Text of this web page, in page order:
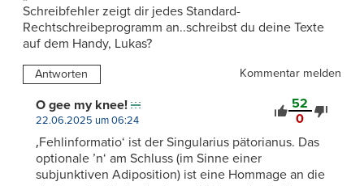
Schreibfehler zeigt dir jedes Standard-
Rechtschreibeprogramm an..schreibst du deine Texte
auf dem Handy, Lukas?
Antworten Kommentar melden
52
0
O gee my knee!
22.06.2025 um 06:24
‚Fehlinformatio‘ ist der Singularius pätorianus. Das
optionale ’n‘ am Schluss (im Sinne einer
subjunktiven Adiposition) ist eine Hommage an die